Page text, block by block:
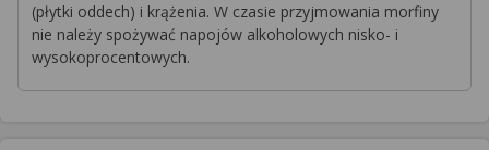
(płytki oddech) i krążenia. W czasie przyjmowania morfiny
nie należy spożywać napojów alkoholowych nisko- i
wysokoprocentowych.